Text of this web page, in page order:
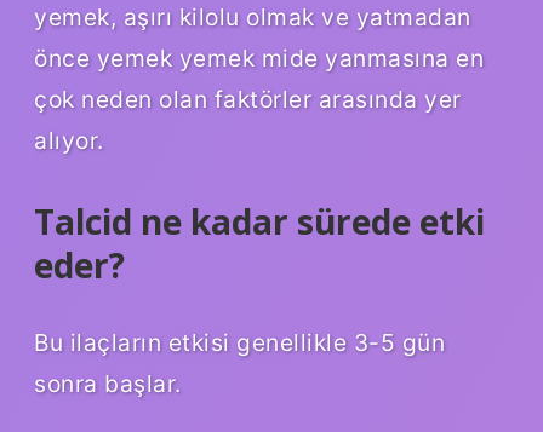
yemek, aşırı kilolu olmak ve yatmadan
önce yemek yemek mide yanmasına en
çok neden olan faktörler arasında yer
alıyor.
Talcid ne kadar sürede etki
eder?
Bu ilaçların etkisi genellikle 3-5 gün
sonra başlar.